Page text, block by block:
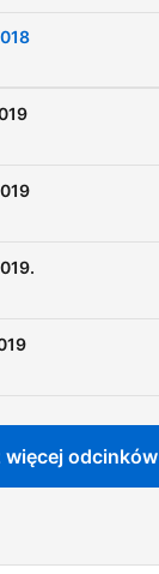
więcej odcinków